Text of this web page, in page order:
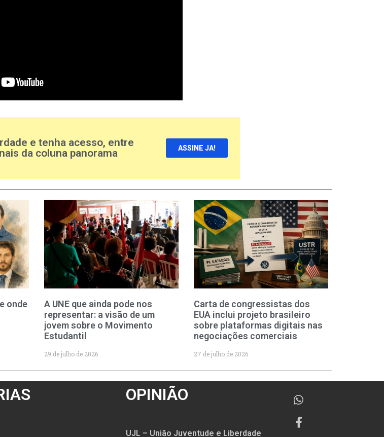
e tenha acesso, entre
da coluna panorama
ASSINE JA!
onde
A UNE que ainda pode nos
representar: a visão de um
jovem sobre o Movimento
Estudantil
29 de julho de 2026
Carta de congressistas dos
EUA inclui projeto brasileiro
sobre plataformas digitais nas
negociações comerciais
27 de julho de 2026
OPINIÃO
UJL – União Juventude e Liberdade